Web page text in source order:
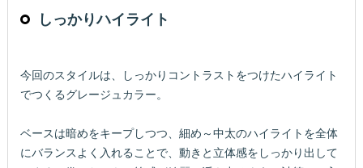
しっかりハイライト
今回のスタイルは、しっかりコントラストをつけたハイライト
でつくるグレージュカラー。
ベースは暗めをキープしつつ、細め～中太のハイライトを全体
にバランスよく入れることで、動きと立体感をしっかり出して